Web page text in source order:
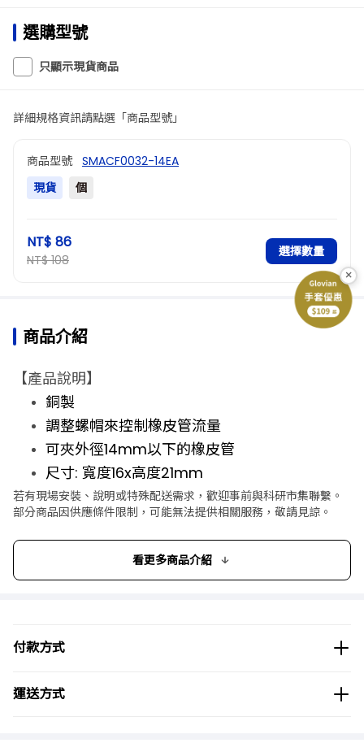
選購型號
只顯示現貨商品
詳細規格資訊請點選「商品型號」
商品型號 SMACF0032-14EA
現貨
個
NT$ 86
NT$ 108
選擇數量
商品介紹
【產品說明】
銅製
調整螺帽來控制橡皮管流量
可夾外徑14mm以下的橡皮管
尺寸: 寬度16x高度21mm
【相關產品】
台製 橡皮管夾(夾幅 0~24 mm)
若有現場安裝、說明或特殊配送需求，歡迎事前與科研市集聯繫。
部分商品因供應條件限制，可能無法提供相關服務，敬請見諒。
看更多商品介紹
付款方式
運送方式
×